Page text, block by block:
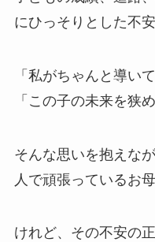
にひっそりとした不
「私がちゃんと導い
「この子の未来を狭
そんな思いを抱えな
人で頑張っているお
けれど、その不安の